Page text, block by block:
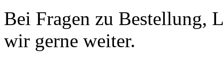
Bei Fragen zu Bestellung,
wir gerne weiter.